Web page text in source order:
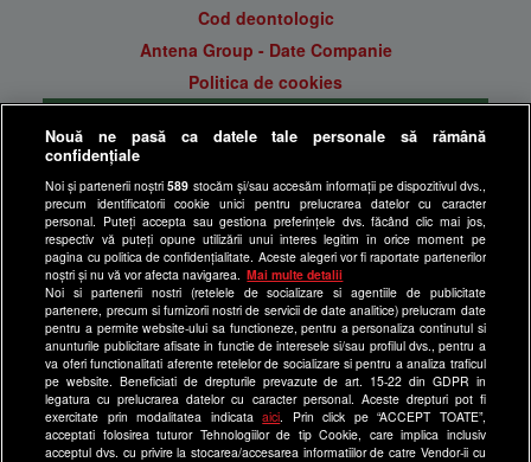
Cod deontologic
Antena Group - Date Companie
Politica de cookies
Politica de confidentialitate
Anunturi gratuite pe Lajumate.ro
Ultimele Stiri
Program Happy Channel
Echipa editorială
Site-uri Antena Group
a1.ro
antenastars.ro
as.ro
catine.ro
Nouă ne pasă ca datele tale personale să rămână
confidențiale
Noi și partenerii noștri589 stocăm și/sau accesăm informații pe dispozitivul dvs.,
precum identificatorii cookie unici pentru prelucrarea datelor cu caracter
personal. Puteți accepta sau gestiona preferințele dvs. făcând clic mai jos,
respectiv vă puteți opune utilizării unui interes legitim în orice moment pe
pagina cu politica de confidențialitate. Aceste alegeri vor fi raportate partenerilor
noștri și nu vă vor afecta navigarea.
Mai multe detalii
Noi si partenerii nostri (retelele de socializare si agentiile de publicitate
partenere, precum si furnizorii nostri de servicii de date analitice) prelucram date
pentru a permite website-ului sa functioneze, pentru a personaliza continutul si
anunturile publicitare afisate in functie de interesele si/sau profilul dvs., pentru a
va oferi functionalitati aferente retelelor de socializare si pentru a analiza traficul
pe website. Beneficiati de drepturile prevazute de art. 15-22 din GDPR in
legatura cu prelucrarea datelor cu caracter personal. Aceste drepturi pot fi
exercitate prin modalitatea indicataaici . Prin click pe “ACCEPT TOATE”,
acceptati folosirea tuturor Tehnologiilor de tip Cookie, care implica inclusiv
acceptul dvs. cu privire la stocarea/accesarea informatiilor de catre Vendor-ii cu